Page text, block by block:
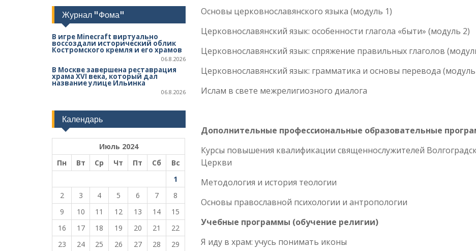
Основы церковнославянского языка (модуль 1)
Церковнославянский язык: особенности глагола «быти» (модуль 2)
Церковнославянский язык: спряжение правильных глаголов
Церковнославянский язык: грамматика и основы перевода
Ислам в свете межрелигиозного диалога
Дополнительные профессиональные образовательные
Курсы повышения квалификации священнослужителей
Церкви
Методология и история теологии
Основы православной психологии и антропологии
Учебные программы (обучение религии)
Я иду в храм: учусь понимать иконы
Журнал "Фома"
В игре Minecraft виртуально
воссоздали исторический облик
Костромского кремля и его храмов
06.8.2026
В Москве завершена реставрация
храма XVI века, который дал
название улице Ильинка
06.8.2026
Календарь
Июль 2024
Пн
Вт Ср Чт Пт Сб
Вс
1
2
3 4 5 6 7
8
9
10 11 12 13 14
15
16
17 18 19 20 21
22
23
24 25 26 27 28
29